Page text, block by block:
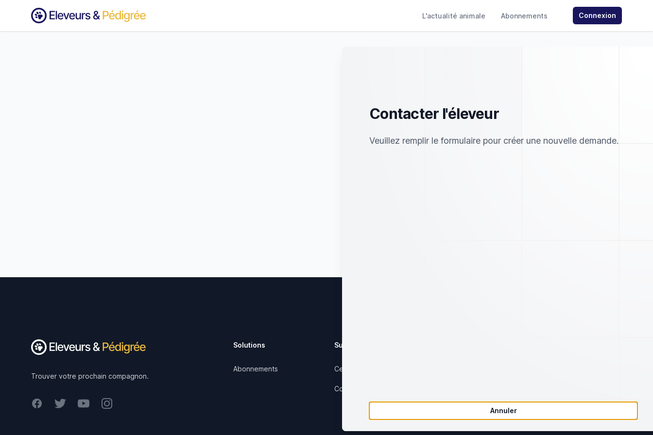
L'actualité animale Abonnements Connexion
Contacter l'éleveur
Veuillez remplir le formulaire pour créer une nouvelle demande.
Annuler
Trouver votre prochain compagnon.
FacebookTwitterYoutubeInstagram
Solutions
Abonnements
Support
Centre d'aide
Contactez-nous